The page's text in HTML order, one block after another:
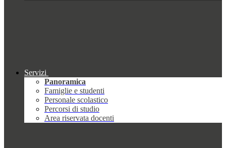
Servizi
Panoramica
Famiglie e studenti
Personale scolastico
Percorsi di studio
Area riservata docenti